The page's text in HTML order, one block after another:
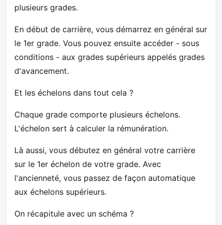
plusieurs grades.
En début de carrière, vous démarrez en général sur
le 1er grade. Vous pouvez ensuite accéder - sous
conditions - aux grades supérieurs appelés grades
d'avancement.
Et les échelons dans tout cela ?
Chaque grade comporte plusieurs échelons.
L'échelon sert à calculer la rémunération.
Là aussi, vous débutez en général votre carrière
sur le 1er échelon de votre grade. Avec
l'ancienneté, vous passez de façon automatique
aux échelons supérieurs.
On récapitule avec un schéma ?